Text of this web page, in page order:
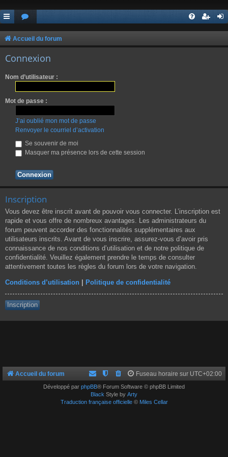
Accueil du forum
Connexion
Nom d’utilisateur :
Mot de passe :
J’ai oublié mon mot de passe
Renvoyer le courriel d’activation
Se souvenir de moi
Masquer ma présence lors de cette session
Inscription
Vous devez être inscrit avant de pouvoir vous connecter. L’inscription est
rapide et vous offre de nombreux avantages. Les administrateurs du
forum peuvent accorder des fonctionnalités supplémentaires aux
utilisateurs inscrits. Avant de vous inscrire, assurez-vous d’avoir pris
connaissance de nos conditions d’utilisation et de notre politique de
confidentialité. Veuillez également prendre le temps de consulter
attentivement toutes les règles du forum lors de votre navigation.
Conditions d’utilisation Politique de confidentialité
Inscription
Accueil du forum Fuseau horaire sur UTC+02:00
Développé par phpBB® Forum Software © phpBB Limited
Black Style by Arty
Traduction française officielle© Miles Cellar